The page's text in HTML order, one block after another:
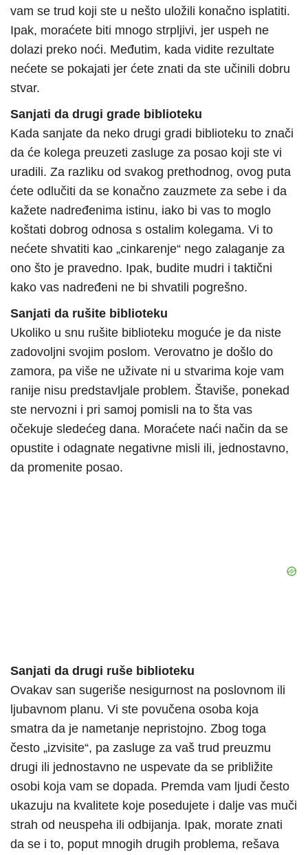
vam se trud koji ste u nešto uložili konačno isplatiti.
Ipak, moraćete biti mnogo strpljivi, jer uspeh ne
dolazi preko noći. Međutim, kada vidite rezultate
nećete se pokajati jer ćete znati da ste učinili dobru
stvar.
Sanjati da drugi grade biblioteku
Kada sanjate da neko drugi gradi biblioteku to znači
da će kolega preuzeti zasluge za posao koji ste vi
uradili. Za razliku od svakog prethodnog, ovog puta
ćete odlučiti da se konačno zauzmete za sebe i da
kažete nadređenima istinu, iako bi vas to moglo
koštati dobrog odnosa s ostalim kolegama. Vi to
nećete shvatiti kao „cinkarenje“ nego zalaganje za
ono što je pravedno. Ipak, budite mudri i taktični
kako vas nadređeni ne bi shvatili pogrešno.
Sanjati da rušite biblioteku
Ukoliko u snu rušite biblioteku moguće je da niste
zadovoljni svojim poslom. Verovatno je došlo do
zamora, pa više ne uživate ni u stvarima koje vam
ranije nisu predstavljale problem. Štaviše, ponekad
ste nervozni i pri samoj pomisli na to šta vas
očekuje sledećeg dana. Moraćete naći način da se
opustite i odagnate negativne misli ili, jednostavno,
da promenite posao.
Sanjati da drugi ruše biblioteku
Ovakav san sugeriše nesigurnost na poslovnom ili
ljubavnom planu. Vi ste povučena osoba koja
smatra da je nametanje nepristojno. Zbog toga
često „izvisite“, pa zasluge za vaš trud preuzmu
drugi ili jednostavno ne uspevate da se približite
osobi koja vam se dopada. Premda vam ljudi često
ukazuju na kvalitete koje posedujete i dalje vas muči
strah od neuspeha ili odbijanja. Ipak, morate znati
da se i to, poput mnogih drugih problema, rešava